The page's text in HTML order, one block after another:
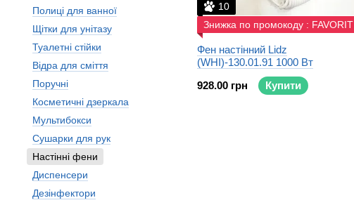
10
Знижка по промокоду : FAVORIT
Фен настінний Lidz
(WHI)-130.01.91 1000 Вт
928.00 грн
Купити
Полиці для ванної
Щітки для унітазу
Туалетні стійки
Відра для сміття
Поручні
Косметичні дзеркала
Мультибокси
Сушарки для рук
Настінні фени
Диспенсери
Дезінфектори